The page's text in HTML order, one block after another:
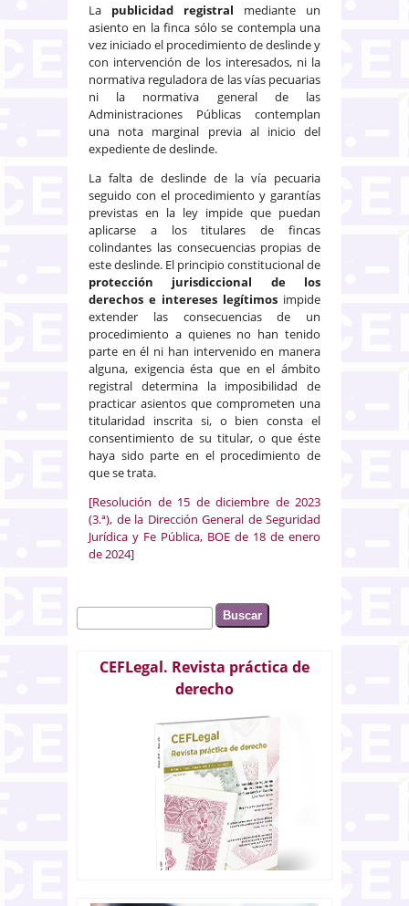
La publicidad registral mediante un
asiento en la finca sólo se contempla una
vez iniciado el procedimiento de deslinde y
con intervención de los interesados, ni la
normativa reguladora de las vías pecuarias
ni la normativa general de las
Administraciones Públicas contemplan
una nota marginal previa al inicio del
expediente de deslinde.
La falta de deslinde de la vía pecuaria
seguido con el procedimiento y garantías
previstas en la ley impide que puedan
aplicarse a los titulares de fincas
colindantes las consecuencias propias de
este deslinde. El principio constitucional de
protección jurisdiccional de los
derechos e intereses legítimos impide
extender las consecuencias de un
procedimiento a quienes no han tenido
parte en él ni han intervenido en manera
alguna, exigencia ésta que en el ámbito
registral determina la imposibilidad de
practicar asientos que comprometen una
titularidad inscrita si, o bien consta el
consentimiento de su titular, o que éste
haya sido parte en el procedimiento de
que se trata.
[Resolución de 15 de diciembre de 2023
(3.ª), de la Dirección General de Seguridad
Jurídica y Fe Pública, BOE de 18 de enero
de 2024]
Formulario de búsqueda
Buscar
CEFLegal. Revista práctica de
derecho